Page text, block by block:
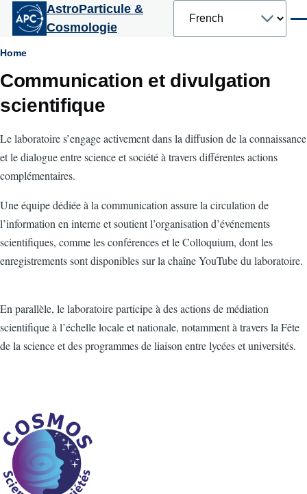
Aller au contenu principal
AstroParticule &
Cosmologie
your
Fil
d'Ariane
Home
Communication et divulgation
scientifique
Le laboratoire s’engage activement dans la diffusion de la connaissance
et le dialogue entre science et société à travers différentes actions
complémentaires.
Une équipe dédiée à la communication assure la circulation de
l’information en interne et soutient l’organisation d’événements
scientifiques, comme les conférences et le Colloquium, dont les
enregistrements sont disponibles sur la chaîne YouTube du laboratoire.
En parallèle, le laboratoire participe à des actions de médiation
scientifique à l’échelle locale et nationale, notamment à travers la Fête
de la science et des programmes de liaison entre lycées et universités.